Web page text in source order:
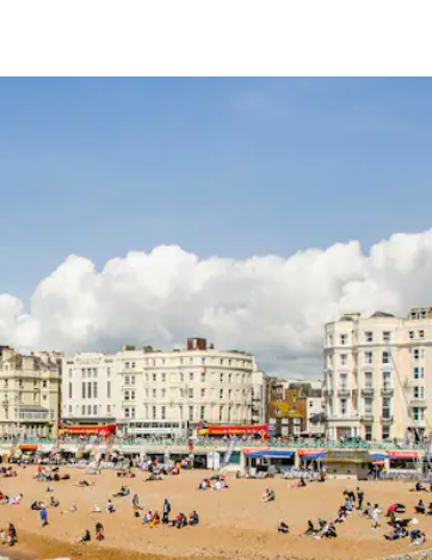
las teclas de las flechas hacia arriba y hacia abajo,